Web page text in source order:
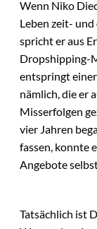
Wenn Niko
Leben zeit-
spricht er aus
Dropshipping-
entspringt
nämlich, die er
Misserfolgen
vier Jahren
fassen, konnte
Angebote
Tatsächlich ist